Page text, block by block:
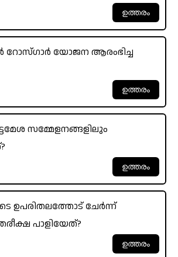
റോസ്ഗാർ യോജന ആരംഭിച്ച
സമ്മേളനങ്ങളിലും
ഉപരിതലത്തോട് ചേർന്ന്
പാളിയേത്?